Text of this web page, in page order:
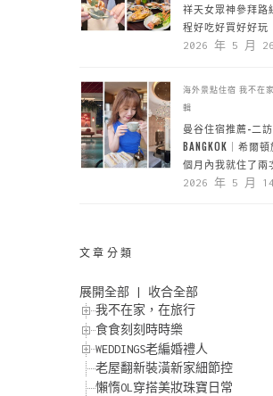
祥天女眾神參拜路
程好吃好買好好玩
2026 年 5 月
海外景點住宿 我不在
輯
曼谷住宿推薦-二訪
BANGKOK｜希爾
個月內我就住了兩
2026 年 5 月
文章分類
展開全部
收合全部
我不在家，在旅行
食食刻刻時時樂
WEDDINGS老編婚禮人
老屋翻新裝潢新家細節控
懶惰OL穿搭美妝珠寶日常